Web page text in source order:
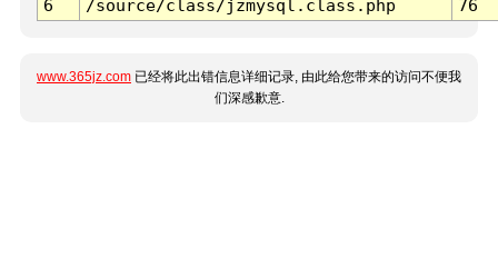
6
/source/class/jzmysql.class.php 76
www.365jz.com 已经将此出错信息详细记录, 由此给您带来的访问不便我
们深感歉意.